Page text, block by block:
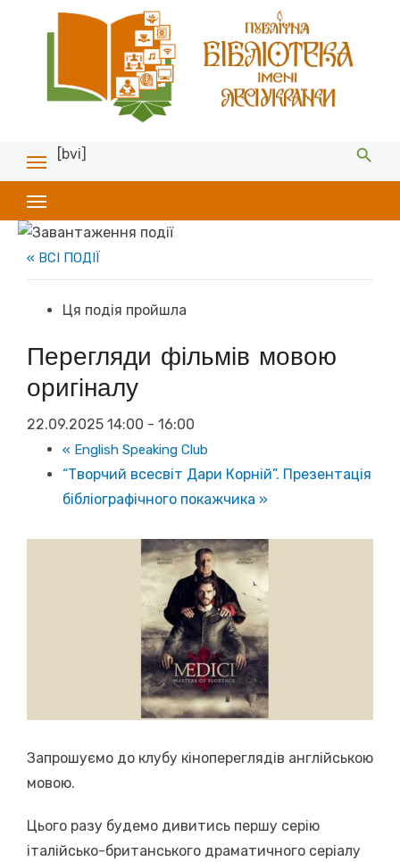
[bvi]
« ВСІ ПОДІЇ
Ця подія пройшла
Перегляди фільмів мовою
оригіналу
22.09.2025 14:00 - 16:00
« English Speaking Club
“Творчий всесвіт Дари Корній”. Презентація
бібліографічного покажчика »
Запрошуємо до клубу кінопереглядів англійською
мовою.
Цього разу будемо дивитись першу серію
італійсько-британського драматичного серіалу